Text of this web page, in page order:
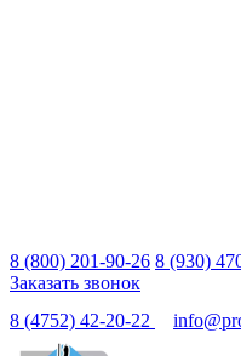
8 (800) 201-90-26 8 (930)
Заказать звонок
8 (4752) 42-20-22